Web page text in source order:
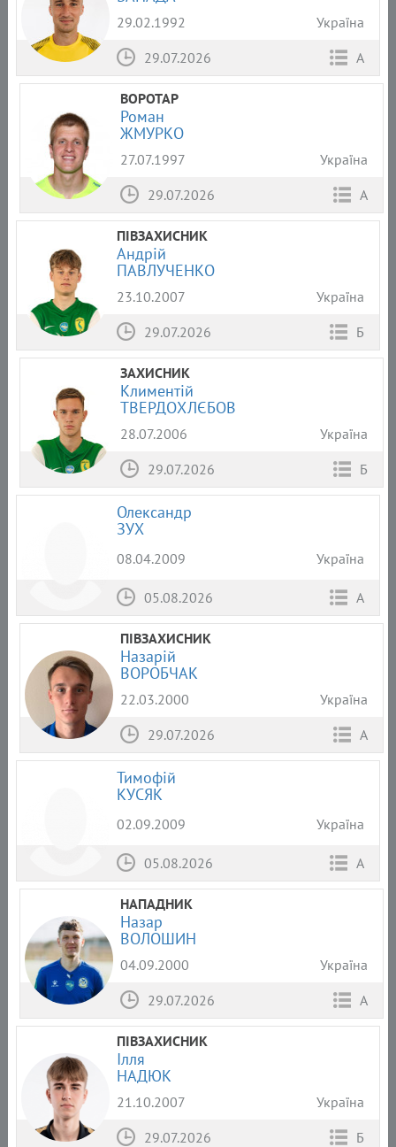
29.02.1992
Україна
29.07.2026
А
ВОРОТАР
Роман
ЖМУРКО
27.07.1997
Україна
29.07.2026
А
ПІВЗАХИСНИК
Андрій
ПАВЛУЧЕНКО
23.10.2007
Україна
29.07.2026
Б
ЗАХИСНИК
Климентій
ТВЕРДОХЛЄБОВ
28.07.2006
Україна
29.07.2026
Б
Олександр
ЗУХ
08.04.2009 Україна
05.08.2026 А
ПІВЗАХИСНИК
Назарій
ВОРОБЧАК
22.03.2000
Україна
29.07.2026
А
Тимофій
КУСЯК
02.09.2009 Україна
05.08.2026 А
НАПАДНИК
Назар
ВОЛОШИН
04.09.2000
Україна
29.07.2026
А
ПІВЗАХИСНИК
Ілля
НАДЮК
21.10.2007
Україна
29.07.2026
Б